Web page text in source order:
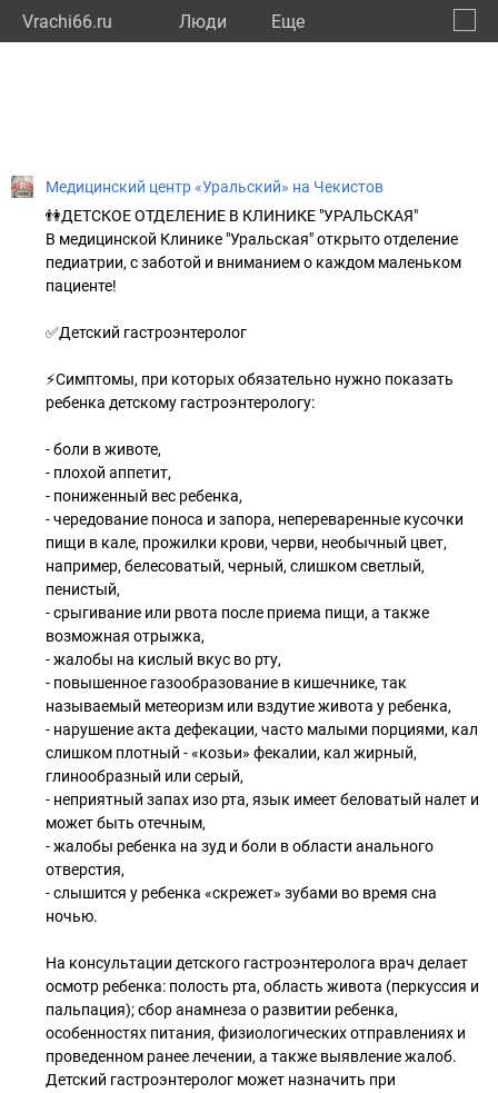
Vrachi66.ru Люди Eще
Медицинский центр «Уральский» на Чекистов
👫ДЕТСКОЕ ОТДЕЛЕНИЕ В КЛИНИКЕ "УРАЛЬСКАЯ"
В медицинской Клинике "Уральская" открыто отделение
педиатрии, с заботой и вниманием о каждом маленьком
пациенте!
✅Детский гастроэнтеролог
⚡Симптомы, при которых обязательно нужно показать
ребенка детскому гастроэнтерологу:
- боли в животе,
- плохой аппетит,
- пониженный вес ребенка,
- чередование поноса и запора, непереваренные кусочки
пищи в кале, прожилки крови, черви, необычный цвет,
например, белесоватый, черный, слишком светлый,
пенистый,
- срыгивание или рвота после приема пищи, а также
возможная отрыжка,
- жалобы на кислый вкус во рту,
- повышенное газообразование в кишечнике, так
называемый метеоризм или вздутие живота у ребенка,
- нарушение акта дефекации, часто малыми порциями, кал
слишком плотный - «козьи» фекалии, кал жирный,
глинообразный или серый,
- неприятный запах изо рта, язык имеет беловатый налет и
может быть отечным,
- жалобы ребенка на зуд и боли в области анального
отверстия,
- слышится у ребенка «скрежет» зубами во время сна
ночью.
На консультации детского гастроэнтеролога врач делает
осмотр ребенка: полость рта, область живота (перкуссия и
пальпация); сбор анамнеза о развитии ребенка,
особенностях питания, физиологических отправлениях и
проведенном ранее лечении, а также выявление жалоб.
Детский гастроэнтеролог может назначить при